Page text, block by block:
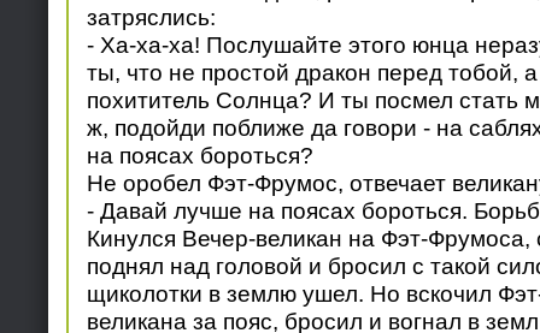
затряслись:
- Ха-ха-ха! Послушайте этого юнца
ты, что не простой дракон перед тобой,
похититель Солнца? И ты посмел стать
ж, подойди поближе да говори - на
на поясах бороться?
Не оробел Фэт-Фрумос, отвечает
- Давай лучше на поясах бороться.
Кинулся Вечер-великан на Фэт-Фрумоса,
поднял над головой и бросил с такой
щиколотки в землю ушел. Но вскочил
великана за пояс, бросил и вогнал в